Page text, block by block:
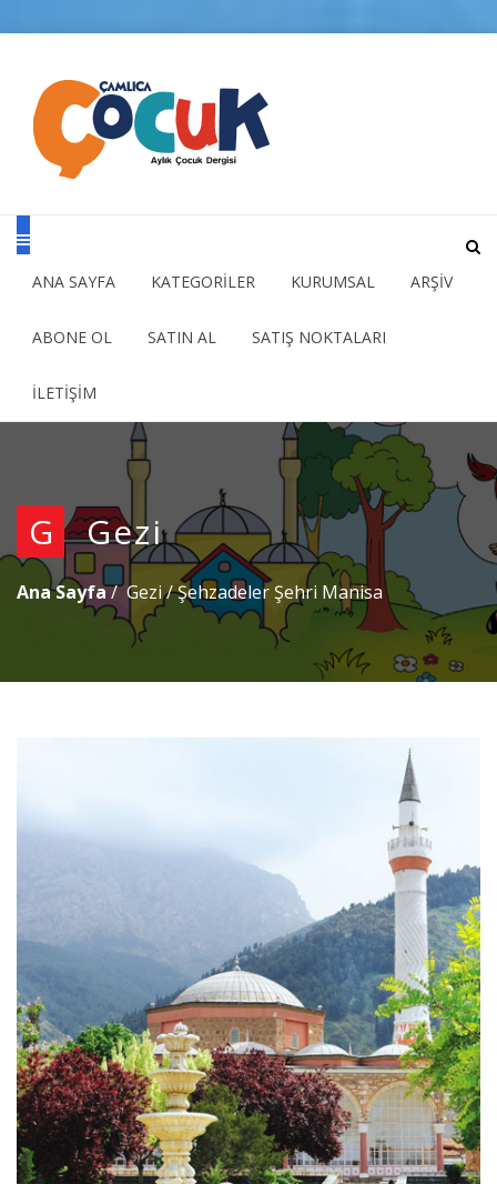
ANA SAYFA KATEGORİLER KURUMSAL ARŞİV
ABONE OL SATIN AL SATIŞ NOKTALARI
İLETİŞİM
G Gezi
Ana Sayfa Gezi /Şehzadeler Şehri Manisa